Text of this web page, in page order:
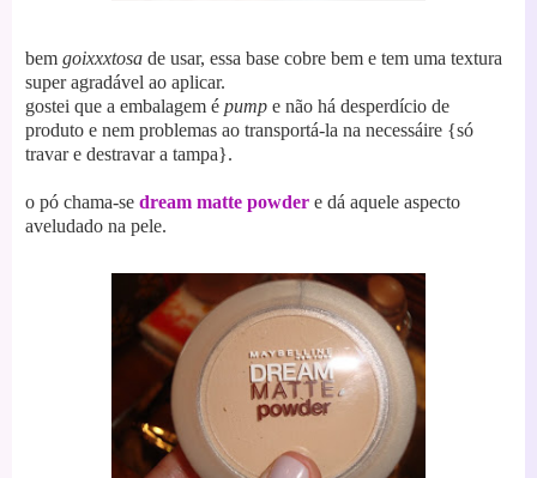
bem goixxxtosa de usar, essa base cobre bem e tem uma textura
super agradável ao aplicar.
gostei que a embalagem é pump e não há desperdício de
produto e nem problemas ao transportá-la na necessáire {só
travar e destravar a tampa}.
o pó chama-se dream matte powder e dá aquele aspecto
aveludado na pele.